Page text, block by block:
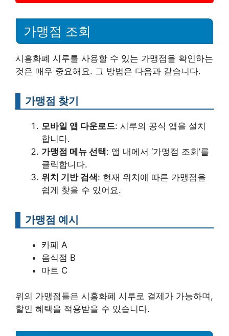
가맹점 조회
시흥화폐 시루를 사용할 수 있는 가맹점을 확인하는
것은 매우 중요해요. 그 방법은 다음과 같습니다.
가맹점 찾기
모바일 앱 다운로드: 시루의 공식 앱을 설치
합니다.
가맹점 메뉴 선택: 앱 내에서 ‘가맹점 조회’를
클릭합니다.
위치 기반 검색: 현재 위치에 따른 가맹점을
쉽게 찾을 수 있어요.
가맹점 예시
카페 A
음식점 B
마트 C
위의 가맹점들은 시흥화폐 시루로 결제가 가능하며,
할인 혜택을 적용받을 수 있습니다.